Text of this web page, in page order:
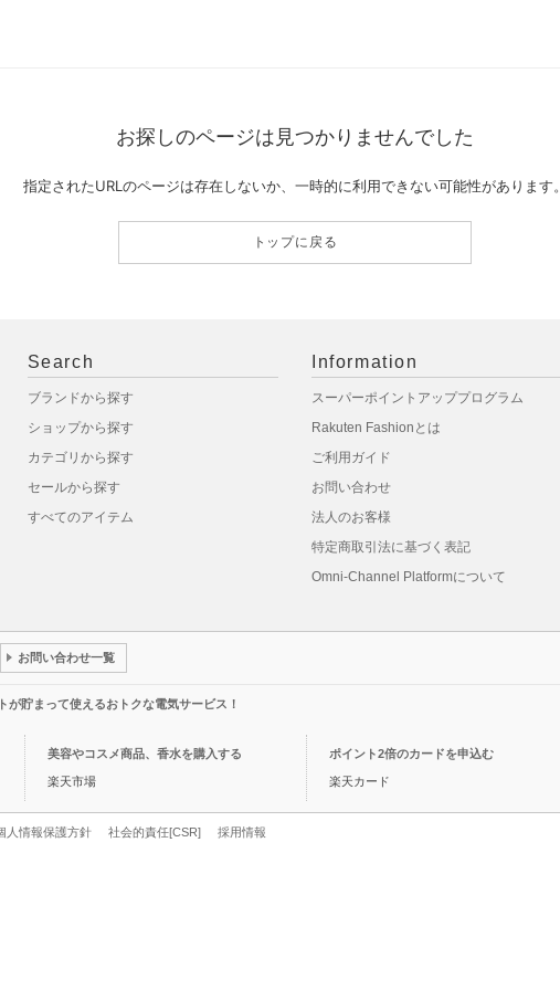
お探しのページは見つかりませんでした
指定されたURLのページは存在しないか、一時的に利用できない可能性があります。
トップに戻る
Search
ブランドから探す
ショップから探す
カテゴリから探す
セールから探す
すべてのアイテム
Information
スーパーポイントアッププログラム
Rakuten Fashionとは
ご利用ガイド
お問い合わせ
法人のお客様
特定商取引法に基づく表記
Omni-Channel Platformについて
お問い合わせ一覧
が貯まって使えるおトクな電気サービス！
美容やコスメ商品、香水を購入する
楽天市場
ポイント2倍のカードを申込む
楽天カード
人情報保護方針 社会的責任[CSR] 採用情報